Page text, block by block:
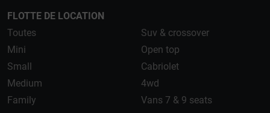
FLOTTE DE LOCATION
Toutes
Mini
Small
Medium
Family
Suv & crossover
Open top
Cabriolet
4wd
Vans 7 & 9 seats